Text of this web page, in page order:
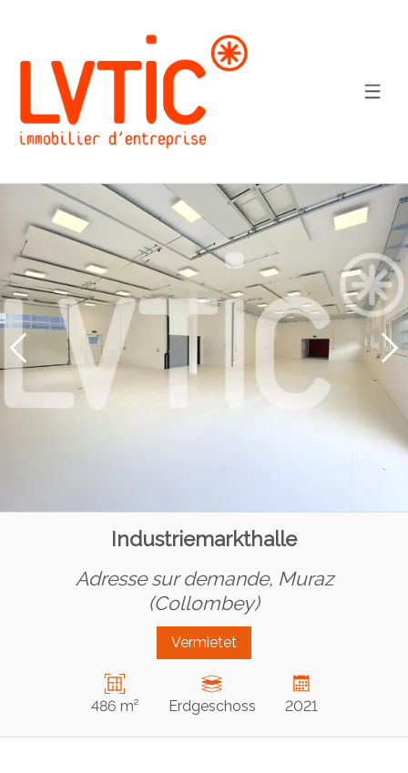
Industriemarkthalle
Adresse sur demande, Muraz
(Collombey)
Vermietet
486 m² Erdgeschoss 2021